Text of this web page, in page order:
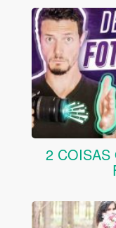
2 COISAS